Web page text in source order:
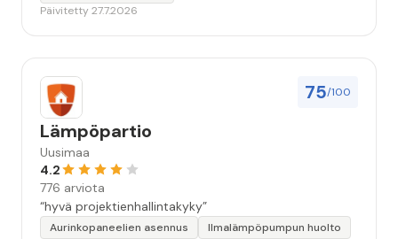
Päivitetty 27.7.2026
75/100
Lämpöpartio
Uusimaa
4.2
776 arviota
“hyvä projektienhallintakyky”
Aurinkopaneelien asennus Ilmalämpöpumpun huolto